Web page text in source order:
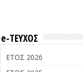
e-ΤΕΥΧΟΣ
ΕΤΟΣ 2026